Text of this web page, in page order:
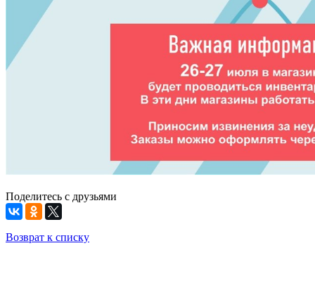
Поделитесь с друзьями
Возврат к списку